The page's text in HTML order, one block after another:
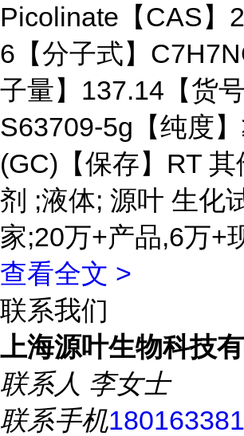
Picolinate【CAS】
6【分子式】
子量】137.14【货号
S63709-5g【纯度
(GC)【保存】RT
剂 ;液体; 源叶 生化
家;20万+产品,6万+
查看全文 >
联系我们
上海源叶生物科技
联系人 李女士
联系手机